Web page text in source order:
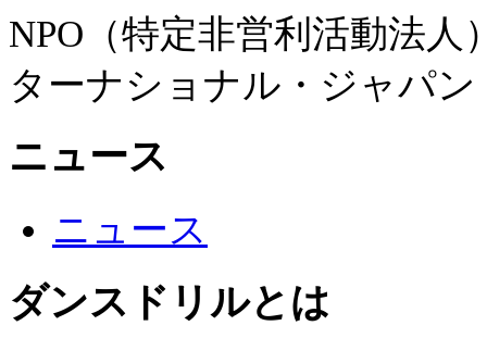
NPO（特定非営利活動法
ターナショナル・ジャパン
ニュース
ニュース
ダンスドリルとは